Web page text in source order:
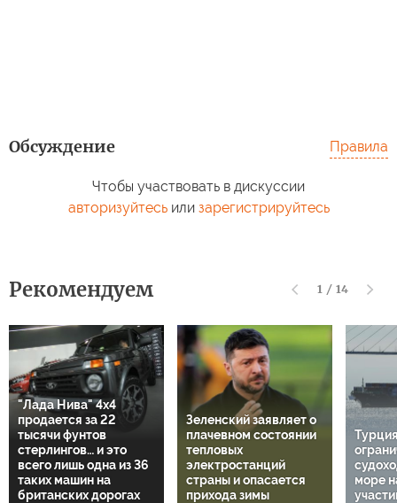
Обсуждение Правила
Чтобы участвовать в дискуссии
авторизуйтесьили зарегистрируйтесь
Рекомендуем 1 / 14
"Лада Нива" 4х4
продается за 22
тысячи фунтов
стерлингов… и это
всего лишь одна из 36
таких машин на
британских дорогах
Зеленский заявляет о
плачевном состоянии
тепловых
электростанций
страны и опасается
прихода зимы
море